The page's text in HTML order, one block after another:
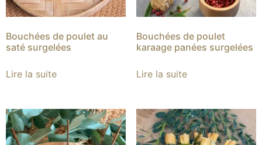
Bouchées de poulet au
saté surgelées
Lire la suite
Bouchées de poulet
karaage panées surgelées
Lire la suite